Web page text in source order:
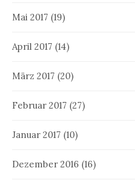
Mai 2017 (19)
April 2017 (14)
März 2017 (20)
Februar 2017 (27)
Januar 2017 (10)
Dezember 2016 (16)